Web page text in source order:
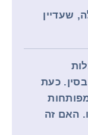
שעדיין
כעת
האם זה